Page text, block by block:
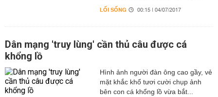
LỐI SỐNG 00:15 | 04/07/2017
Dân mạng 'truy lùng' cần thủ câu được cá
khổng lồ
Hình ảnh người đàn ông cao gầy, vẻ
mặt khắc khổ tươi cười chụp ảnh
bên con cá khổng lồ vừa bắt...